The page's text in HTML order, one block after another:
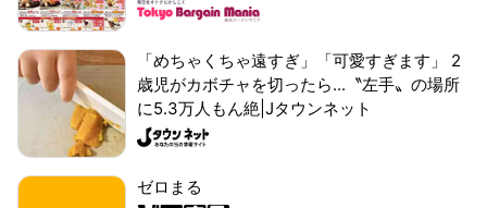
「めちゃくちゃ遠すぎ」「可愛すぎます」 2
歳児がカボチャを切ったら...〝左手〟の場所
に5.3万人もん絶|Jタウンネット
ゼロまる